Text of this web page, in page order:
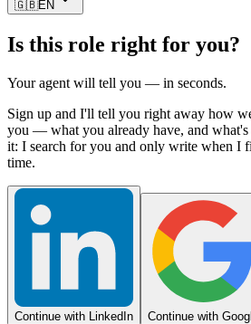
🇬🇧EN
Is this role right for you?
Your agent will tell you — in seconds.
Sign up and I'll tell you right away how
you — what you already have, and what's
it: I search for you and only write when I
time.
Continue with LinkedIn Continue with